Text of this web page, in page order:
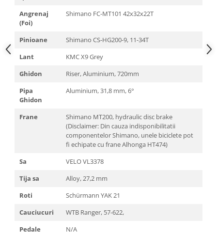
Angrenaj
(Foi)
Shimano FC-MT101 42x32x22T
Pinioane
Shimano CS-HG200-9, 11-34T
Lant
KMC X9 Grey
Ghidon
Riser, Aluminium, 720mm
Pipa
Ghidon
Aluminium, 31,8 mm, 6°
Frane
Shimano MT200, hydraulic disc brake
(Disclaimer: Din cauza indisponibilitatii
componentelor Shimano, unele biciclete pot
fi echipate cu frane Alhonga HT474)
Sa
VELO VL3378
Tija sa
Alloy, 27,2 mm
Roti
Schürmann YAK 21
Cauciucuri
WTB Ranger, 57-622,
Pedale
N/A